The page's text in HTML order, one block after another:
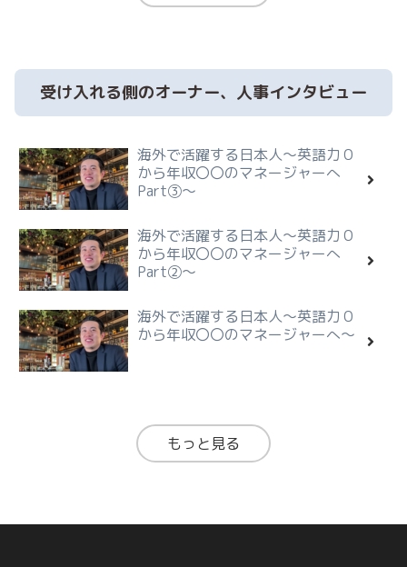
受け入れる側のオーナー、人事インタビュー
海外で活躍する日本人～英語力０
から年収〇〇のマネージャーへ
Part③～
海外で活躍する日本人～英語力０
から年収〇〇のマネージャーへ
Part②～
海外で活躍する日本人～英語力０
から年収〇〇のマネージャーへ～
もっと見る